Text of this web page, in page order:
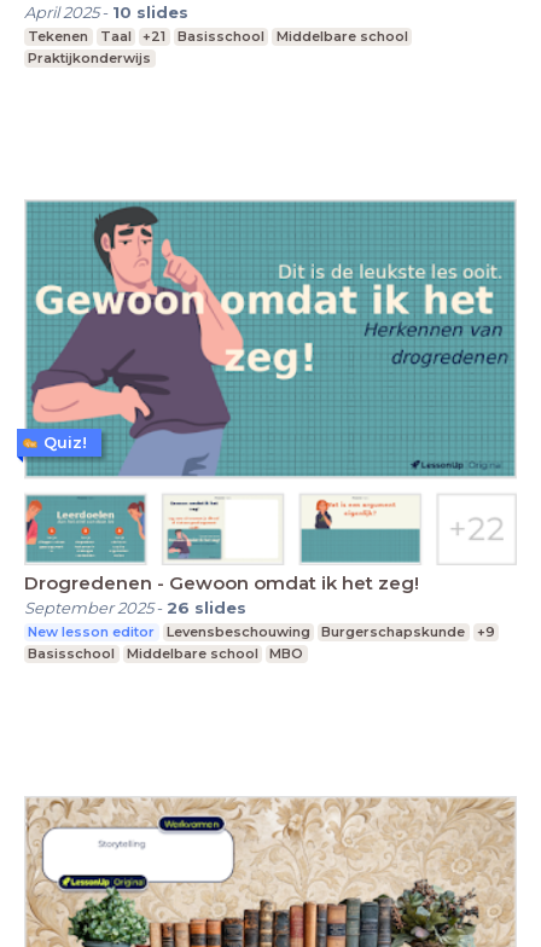
April 2025- 10 slides
Tekenen Taal +21 Basisschool
Middelbare school
Praktijkonderwijs
Drogredenen - Gewoon omdat ik het zeg!
September 2025- 26 slides
New lesson editor Levensbeschouwing Burgerschapskunde
+9
Basisschool
Middelbare school MBO
Quiz!